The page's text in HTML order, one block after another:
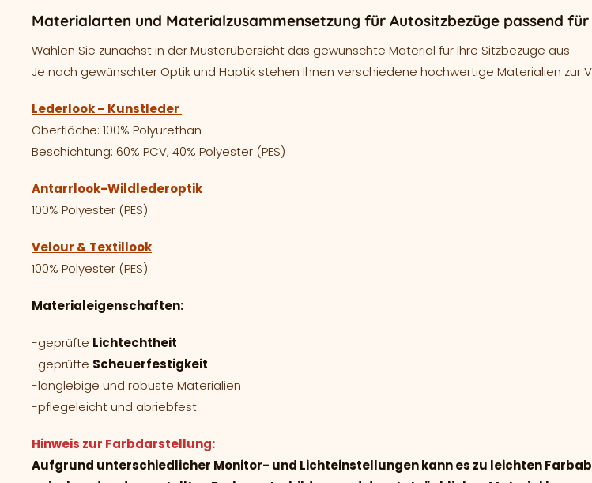
Materialarten und Materialzusammensetzung für Autositzbezüge passend für
Wählen Sie zunächst in der Musterübersicht das gewünschte Material für Ihre Sitzbezüge aus.
Je nach gewünschter Optik und Haptik stehen Ihnen verschiedene hochwertige Materialien zur
Lederlook – Kunstleder
Oberfläche: 100% Polyurethan
Beschichtung: 60% PCV, 40% Polyester (PES)
Antarrlook-Wildlederoptik
100% Polyester (PES)
Velour & Textillook
100% Polyester (PES)
Materialeigenschaften:
-geprüfte Lichtechtheit
-geprüfte Scheuerfestigkeit
-langlebige und robuste Materialien
-pflegeleicht und abriebfest
Hinweis zur Farbdarstellung:
Aufgrund unterschiedlicher Monitor- und Lichteinstellungen kann es zu leichten